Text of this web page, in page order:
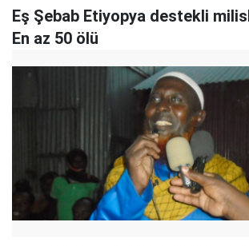
Eş Şebab Etiyopya destekli
En az 50 ölü